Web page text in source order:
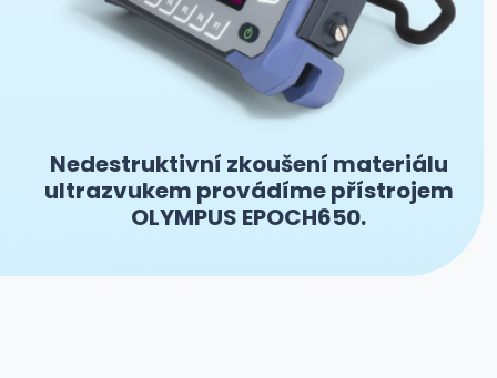
Nedestruktivní zkoušení materiálu
ultrazvukem provádíme přístrojem
OLYMPUS EPOCH650.